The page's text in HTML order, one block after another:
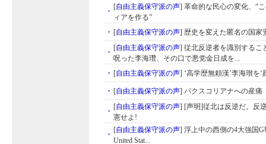
[自由主義保守派の声] 革命的な民心の変化、“
ィアを作る”
[自由主義保守派の声] 歴史を変えた匿名の国家
[自由主義保守派の声] 従北反逆者を識別するこ
呪った李海瓚、その口で悪党金日成を...
[自由主義保守派の声] ‘高学歴無頼漢’李海瓉を
[自由主義保守派の声] パクスコリアナへの産痛
[自由主義保守派の声] [声明]従北は反逆だ。反
憲せよ!
[自由主義保守派の声] 浮上中の西側の4大強国
United Stat...